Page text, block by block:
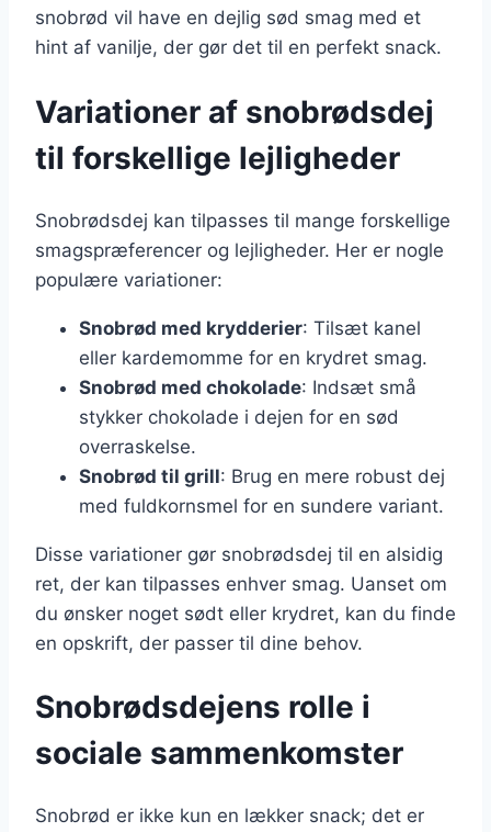
snobrød vil have en dejlig sød smag med et
hint af vanilje, der gør det til en perfekt snack.
Variationer af snobrødsdej
til forskellige lejligheder
Snobrødsdej kan tilpasses til mange forskellige
smagspræferencer og lejligheder. Her er nogle
populære variationer:
Snobrød med krydderier: Tilsæt kanel
eller kardemomme for en krydret smag.
Snobrød med chokolade: Indsæt små
stykker chokolade i dejen for en sød
overraskelse.
Snobrød til grill: Brug en mere robust dej
med fuldkornsmel for en sundere variant.
Disse variationer gør snobrødsdej til en alsidig
ret, der kan tilpasses enhver smag. Uanset om
du ønsker noget sødt eller krydret, kan du finde
en opskrift, der passer til dine behov.
Snobrødsdejens rolle i
sociale sammenkomster
Snobrød er ikke kun en lækker snack; det er